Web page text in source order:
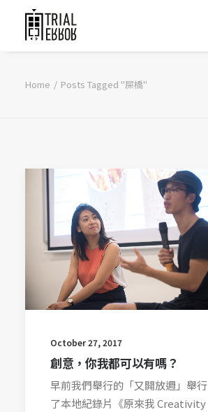
Home Posts Tagged "屎橋"
October 27, 2017
創意，你我都可以有嗎？
早前我們舉行的「又開放週」舉行
了本地紀錄片《原來我 Creativity